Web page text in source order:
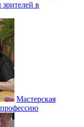
в
Мастерская
профессию